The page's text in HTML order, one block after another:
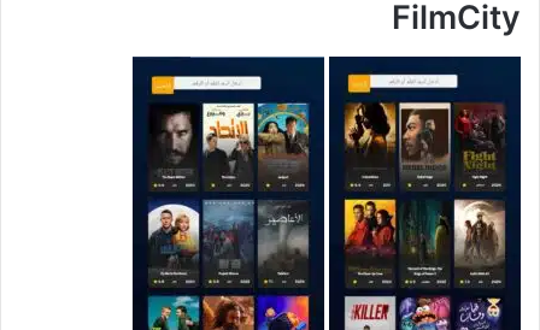
FilmCity